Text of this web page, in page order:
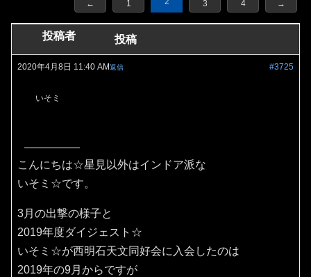
← 1 3 4 →
投稿者 投稿
2020年4月8日 11:40 AM #3725
返信
いそミ
こんにちは☆星見以外はインドア派な
いそミ☆です。
3月の出撃の様子と
2019年度ダイジェスト☆
いそミ☆が西明石天文同好会に入会したのは
2019年の9月からですが